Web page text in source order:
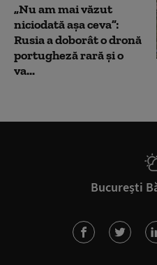
„Nu am mai văzut
niciodată așa ceva”:
Rusia a doborât o dronă
portugheză rară și o
va...
București